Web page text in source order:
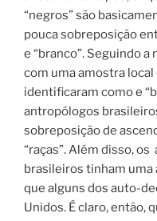
“negros” são
pouca sobreposição
e “branco”. Seguindo
com uma amostra local
identificaram como e
antropólogos
sobreposição de
“raças”.Além disso, os
brasileiros tinham uma
que alguns dos auto-
Unidos. É claro, então,